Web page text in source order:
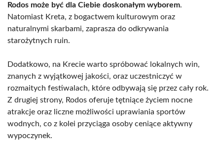
Rodos może być dla Ciebie doskonałym wyborem.
Natomiast Kreta, z bogactwem kulturowym oraz
naturalnymi skarbami, zaprasza do odkrywania
starożytnych ruin.
Dodatkowo, na Krecie warto spróbować lokalnych win,
znanych z wyjątkowej jakości, oraz uczestniczyć w
rozmaitych festiwalach, które odbywają się przez cały rok.
Z drugiej strony, Rodos oferuje tętniące życiem nocne
atrakcje oraz liczne możliwości uprawiania sportów
wodnych, co z kolei przyciąga osoby ceniące aktywny
wypoczynek.